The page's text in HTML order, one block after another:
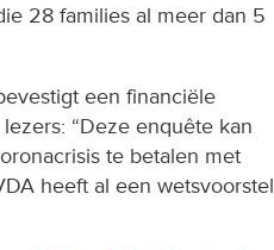
28 families al meer dan 5
een financiële
“Deze enquête kan
te betalen met
heeft al een wetsvoorstel